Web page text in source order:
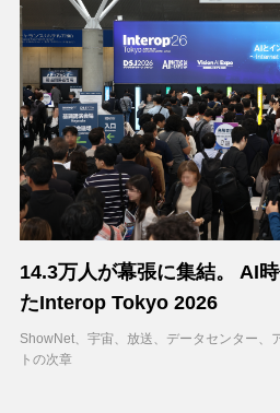
14.3万人が幕張に集結。 AI
たInterop Tokyo 2026
ShowNet、宇宙、放送、データセンター、
トの次章